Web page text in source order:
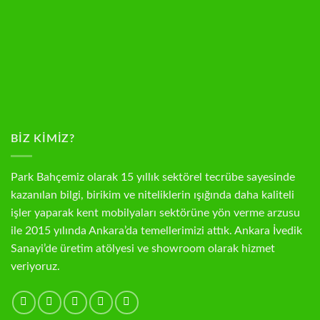
BIZ KIMIZ?
Park Bahçemiz olarak 15 yıllık sektörel tecrübe sayesinde
kazanılan bilgi, birikim ve niteliklerin ışığında daha kaliteli
işler yaparak kent mobilyaları sektörüne yön verme arzusu
ile 2015 yılında Ankara’da temellerimizi attık. Ankara İvedik
Sanayi’de üretim atölyesi ve showroom olarak hizmet
veriyoruz.